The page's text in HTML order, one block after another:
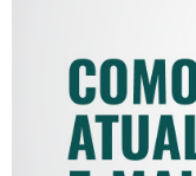
COMO